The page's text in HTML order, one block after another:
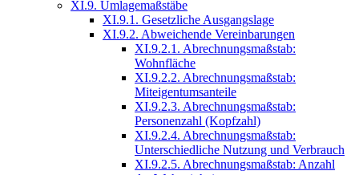
XI.9. Umlagemaßstäbe
XI.9.1. Gesetzliche Ausgangslage
XI.9.2. Abweichende Vereinbarungen
XI.9.2.1. Abrechnungsmaßstab:
Wohnfläche
XI.9.2.2. Abrechnungsmaßstab:
Miteigentumsanteile
XI.9.2.3. Abrechnungsmaßstab:
Personenzahl (Kopfzahl)
XI.9.2.4. Abrechnungsmaßstab:
Unterschiedliche Nutzung und Verbrauch
XI.9.2.5. Abrechnungsmaßstab: Anzahl